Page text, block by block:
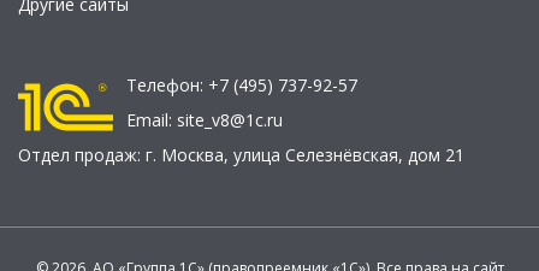
Телефон: +7 (495) 737-92-57
Email: site_v8@1c.ru
Отдел продаж: г. Москва, улица Селезнёвская, дом 21